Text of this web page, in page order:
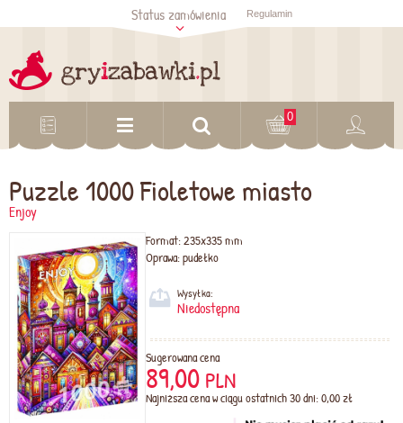
Sprawdź status
zamówienia
Status zamówienia Regulamin
0
Puzzle 1000 Fioletowe miasto
Enjoy
Format:235x335 mm
Oprawa:pudełko
Wysyłka:
Niedostępna
Sugerowana cena
89,00 PLN
Najniższa cena w ciągu ostatnich 30 dni: 0,00 zł